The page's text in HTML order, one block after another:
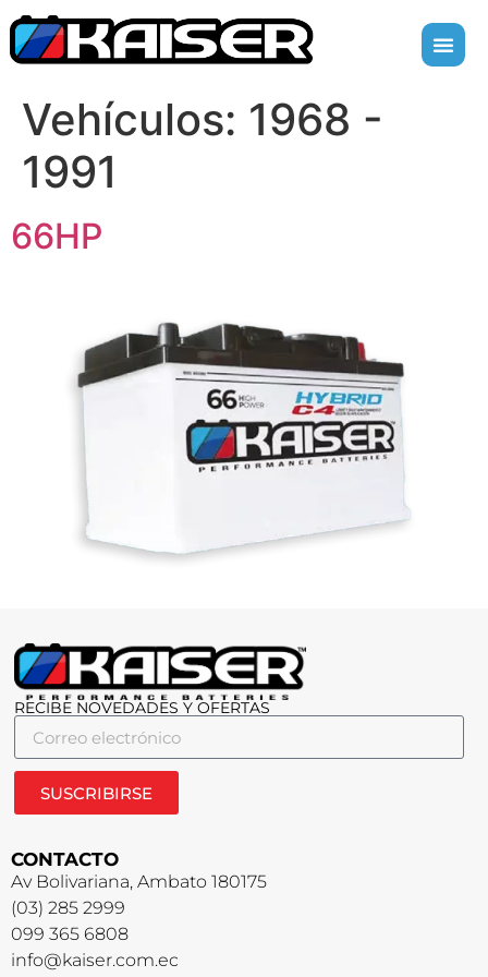
Vehículos: 1968 -
1991
66HP
RECIBE NOVEDADES Y OFERTAS
SUSCRIBIRSE
CONTACTO
Av Bolivariana, Ambato 180175
(03) 285 2999
099 365 6808
info@kaiser.com.ec